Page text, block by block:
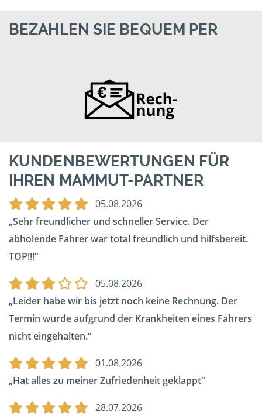
BEZAHLEN SIE BEQUEM PER
KUNDENBEWERTUNGEN FÜR
IHREN MAMMUT-PARTNER
05.08.2026
Sehr freundlicher und schneller Service. Der
abholende Fahrer war total freundlich und hilfsbereit.
TOP!!!
05.08.2026
Leider habe wir bis jetzt noch keine Rechnung. Der
Termin wurde aufgrund der Krankheiten eines Fahrers
nicht eingehalten.
01.08.2026
Hat alles zu meiner Zufriedenheit geklappt
28.07.2026